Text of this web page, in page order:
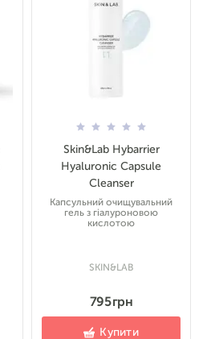
Skin&Lab Hybarrier
Hyaluronic Capsule
Cleanser
Капсульний очищувальний
гель з гіалуроновою
кислотою
SKIN&LAB
795 грн
Купити